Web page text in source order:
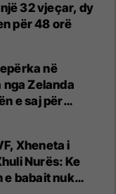
32 vjeçar, dy
për 48 orë
në
Zelanda
e saj për
Xheneta i
Nurës: Ke
e babait nuk